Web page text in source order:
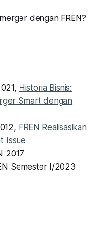
dengan FREN?
Historia Bisnis:
Smart dengan
FREN Realisasikan
Issue
2017
Semester I/2023